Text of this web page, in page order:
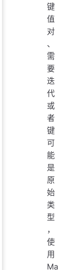
键
值
对
、
需
要
迭
代
或
者
键
可
能
是
原
始
类
型
，
使
用
Ma